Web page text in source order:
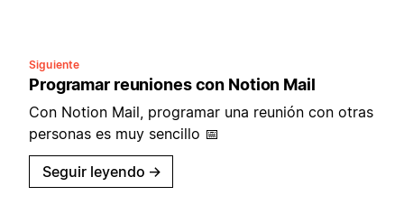
Siguiente
Programar reuniones con Notion Mail
Con Notion Mail, programar una reunión con otras
personas es muy sencillo 📅
Seguir leyendo →